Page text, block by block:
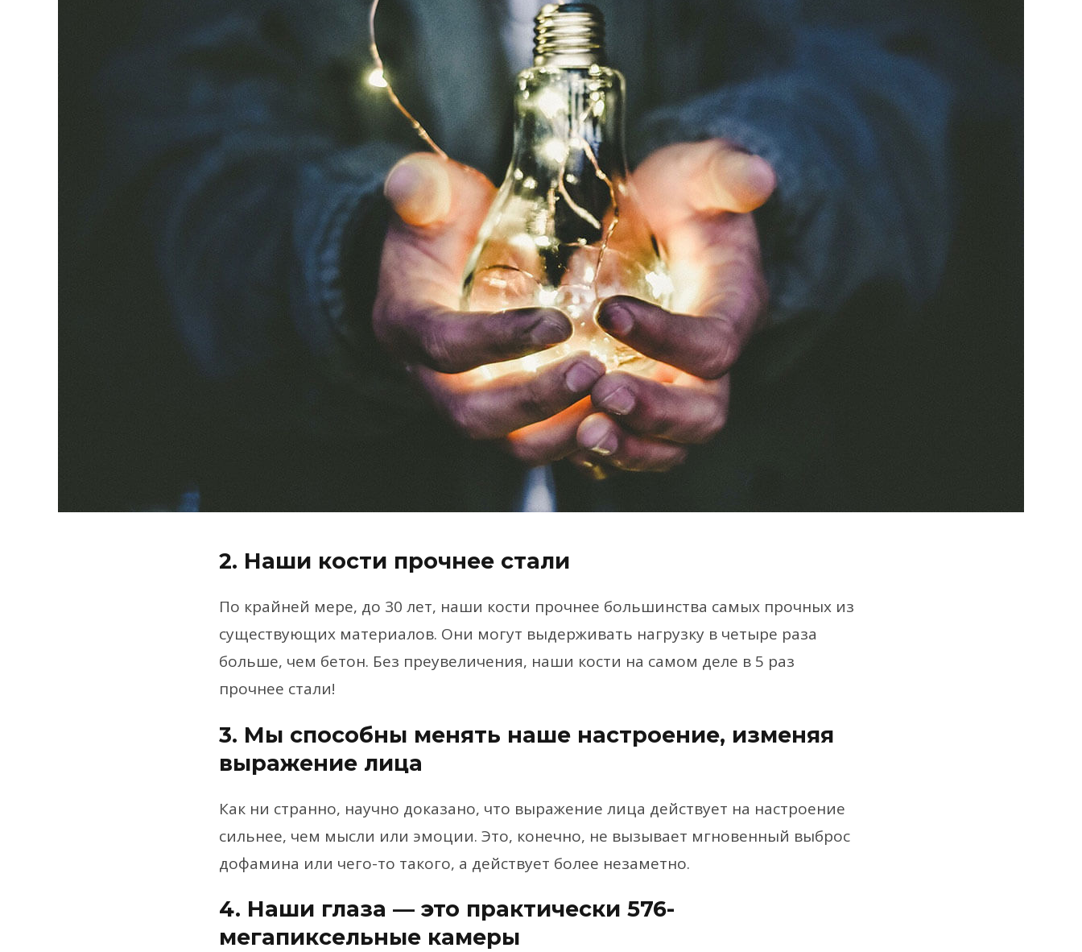
2. Наши кости прочнее стали
По крайней мере, до 30 лет, наши кости прочнее большинства самых прочных из
существующих материалов. Они могут выдерживать нагрузку в четыре раза
больше, чем бетон. Без преувеличения, наши кости на самом деле в 5 раз
прочнее стали!
3. Мы способны менять наше настроение, изменяя
выражение лица
Как ни странно, научно доказано, что выражение лица действует на настроение
сильнее, чем мысли или эмоции. Это, конечно, не вызывает мгновенный выброс
дофамина или чего-то такого, а действует более незаметно.
4. Наши глаза — это практически 576-
мегапиксельные камеры